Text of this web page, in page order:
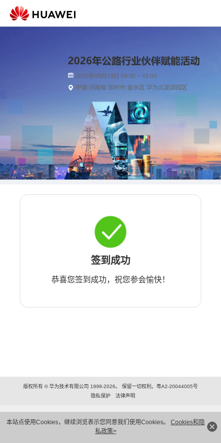
本站点使用Cookies，继续浏览表示您同意我们使用Cookies。 Cookies和隐
私政策>
签到成功
恭喜您签到成功，祝您参会愉快！
版权所有 © 华为技术有限公司 1998-2026。 保留一切权利。粤A2-20044005号
隐私保护
法律声明